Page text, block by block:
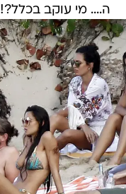
ה.... מי עוקב בכלל?!